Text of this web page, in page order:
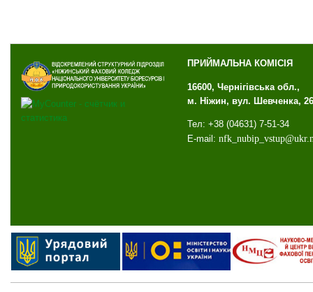
ПРИЙМАЛЬНА КОМІСІЯ
16600, Чернігівська обл.,
м. Ніжин, вул. Шевченка, 26
Тел: +38 (04631) 7-51-34
E-mail: nfk_ nubip_ vstup@ukr.